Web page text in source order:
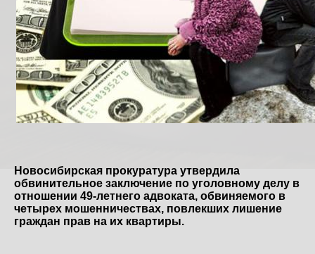
Новосибирская прокуратура утвердила
обвинительное заключение по уголовному делу в
отношении 49-летнего адвоката, обвиняемого в
четырех мошенничествах, повлекших лишение
граждан прав на их квартиры.